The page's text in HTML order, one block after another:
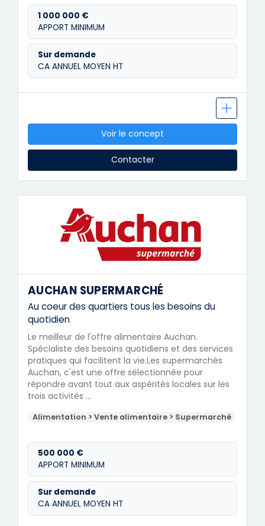
1 000 000 €
APPORT MINIMUM
Sur demande
CA ANNUEL MOYEN HT
Voir le concept
Contacter
AUCHAN SUPERMARCHÉ
Au coeur des quartiers tous les besoins du
quotidien
Le meilleur de l'offre alimentaire Auchan.
Spécialiste des besoins quotidiens et des services
pratiques qui facilitent la vie.Les supermarchés
Auchan, c'est une offre sélectionnée pour
répondre avant tout aux aspérités locales sur les
trois activités …
Alimentation > Vente alimentaire > Supermarché
500 000 €
APPORT MINIMUM
Sur demande
CA ANNUEL MOYEN HT